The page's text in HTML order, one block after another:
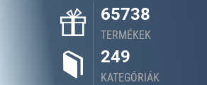
65738
TERMÉKEK
249
KATEGÓRIÁK